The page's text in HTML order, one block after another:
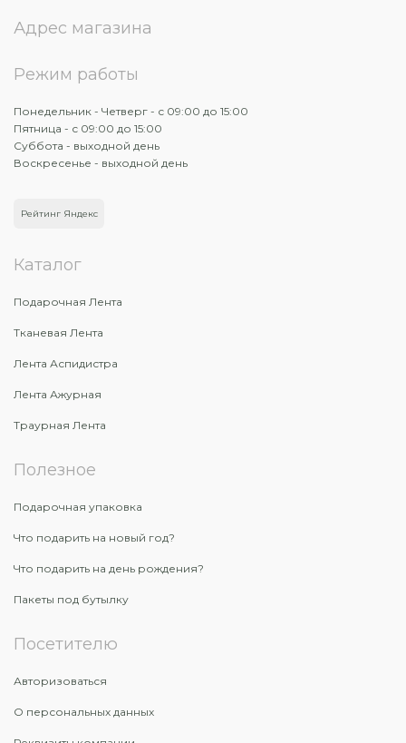
Адрес магазина
Режим работы
Понедельник - Четверг - с 09:00 до 15:00
Пятница - с 09:00 до 15:00
Суббота - выходной день
Воскресенье - выходной день
Рейтинг Яндекс
Каталог
Подарочная Лента
Тканевая Лента
Лента Аспидистра
Лента Ажурная
Траурная Лента
Полезное
Подарочная упаковка
Что подарить на новый год?
Что подарить на день рождения?
Пакеты под бутылку
Посетителю
Авторизоваться
О персональных данных